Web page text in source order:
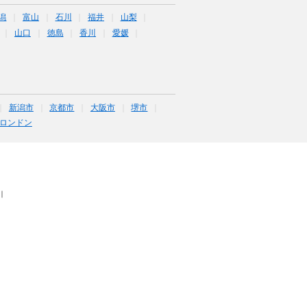
富山 石川 福井
山梨
山口 徳島 香川
愛媛
新潟市 京都市 大阪市
堺市
ロンドン